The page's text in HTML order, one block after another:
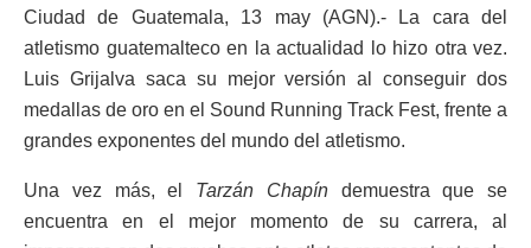
Ciudad de Guatemala, 13 may (AGN).- La cara del
atletismo guatemalteco en la actualidad lo hizo otra vez.
Luis Grijalva saca su mejor versión al conseguir dos
medallas de oro en el Sound Running Track Fest, frente a
grandes exponentes del mundo del atletismo.
Una vez más, el Tarzán Chapíndemuestra que se
encuentra en el mejor momento de su carrera, al